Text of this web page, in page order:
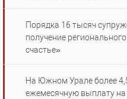
Порядка 16 тысяч
получение
счастье»
На Южном Урале более
ежемесячную выплату на